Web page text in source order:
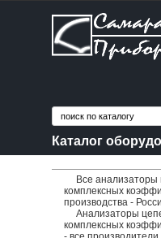
Каталог
Все анализаторы
комплексных
производства -
Анализаторы
комплексных